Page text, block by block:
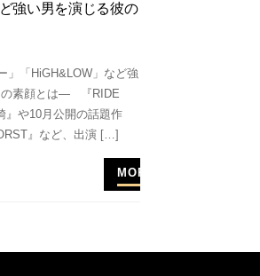
強い男を演じる彼の
「HiGH&LOW」など強
の素顔とは― 『RIDE
』や10月公開の話題作
』など、出演 […]
MORE